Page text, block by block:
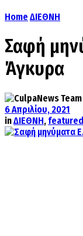
Home ΔΙΕΘΝΗ
Σαφή
Άγκυρα
6 Απριλίου, 2021
inΔΙΕΘΝΗ, featured